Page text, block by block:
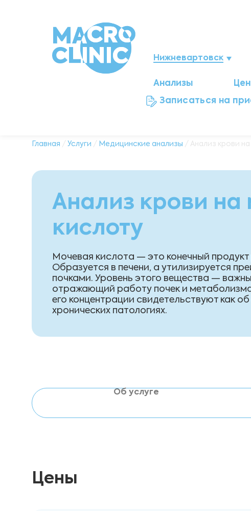
Нижневартовск
Мегион
Анализы
Записаться на
Главная / Услуги / Медицинские анализы / Анализ крови
Анализ крови на
кислоту
Мочевая кислота — это конечный
Образуется в печени, а утилизируется
почками. Уровень этого вещества —
отражающий работу почек и
его концентрации свидетельствуют как
хронических патологиях.
Об услуге
Цены